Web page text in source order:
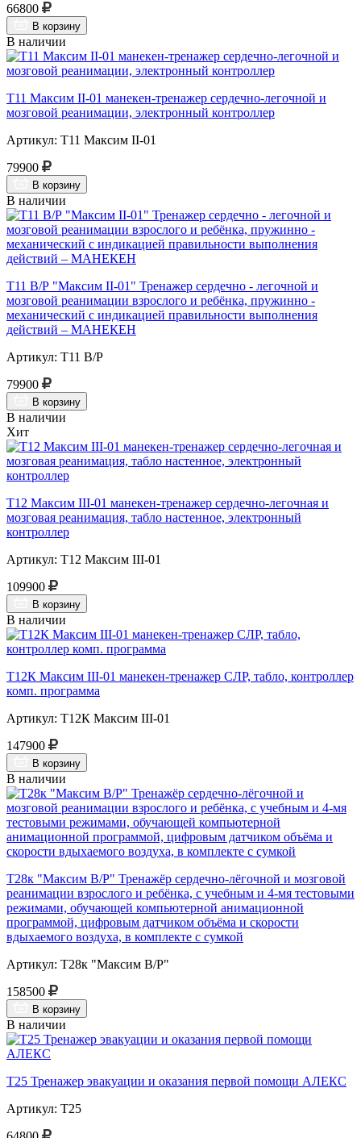
66800
В корзину
В наличии
Т11 Максим II-01 манекен-тренажер сердечно-легочной и
мозговой реанимации, электронный контроллер
Артикул: Т11 Максим II-01
79900
В корзину
В наличии
Т11 В/Р "Максим II-01" Тренажер сердечно - легочной и
мозговой реанимации взрослого и ребёнка, пружинно -
механический с индикацией правильности выполнения
действий – МАНЕКЕН
Артикул: Т11 В/Р
79900
В корзину
В наличии
Хит
Т12 Максим III-01 манекен-тренажер сердечно-легочная и
мозговая реанимация, табло настенное, электронный
контроллер
Артикул: Т12 Максим III-01
109900
В корзину
В наличии
Т12К Максим III-01 манекен-тренажер СЛР, табло, контроллер
комп. программа
Артикул: Т12К Максим III-01
147900
В корзину
В наличии
Т28к "Максим В/Р" Тренажёр сердечно-лёгочной и мозговой
реанимации взрослого и ребёнка, с учебным и 4-мя тестовыми
режимами, обучающей компьютерной анимационной
программой, цифровым датчиком объёма и скорости
вдыхаемого воздуха, в комплекте с сумкой
Артикул: Т28к "Максим В/Р"
158500
В корзину
В наличии
Т25 Тренажер эвакуации и оказания первой помощи АЛЕКС
Артикул: Т25